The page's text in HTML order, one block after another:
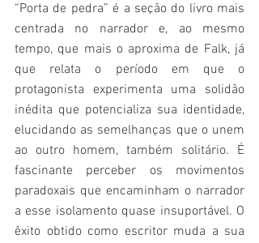
“Porta de pedra” é a seção do livro mais
centrada no narrador e, ao mesmo
tempo, que mais o aproxima de Falk, já
que relata o período em que o
protagonista experimenta uma solidão
inédita que potencializa sua identidade,
elucidando as semelhanças que o unem
ao outro homem, também solitário. É
fascinante perceber os movimentos
paradoxais que encaminham o narrador
a esse isolamento quase insuportável. O
êxito obtido como escritor muda a sua